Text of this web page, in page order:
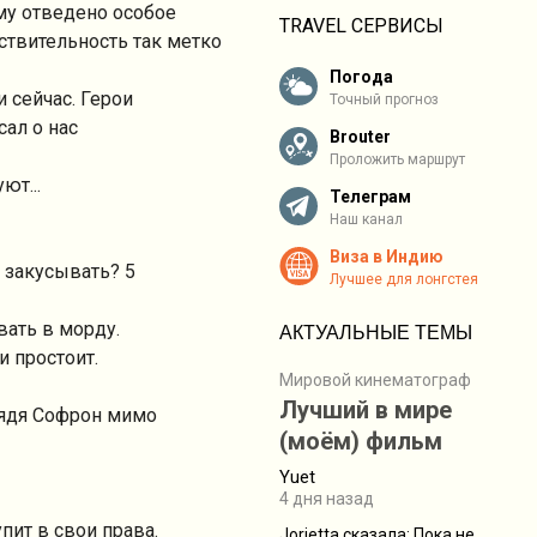
отведено особое
так метко
сейчас. Герои
о нас
5
в морду.
простоит.
Софрон мимо
в свои права.
TRAVEL СЕРВИСЫ
Погода
Точный прогноз
Brouter
Проложить маршрут
Телеграм
Наш канал
Виза в Индию
Лучшее для лонгстея
АКТУАЛЬНЫЕ ТЕМЫ
Мировой кинематограф
Лучший в мире
(моём) фильм
Yuet
4 дня назад